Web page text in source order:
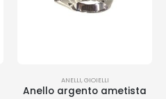
ANELLI,GIOIELLI
Anello argento ametista